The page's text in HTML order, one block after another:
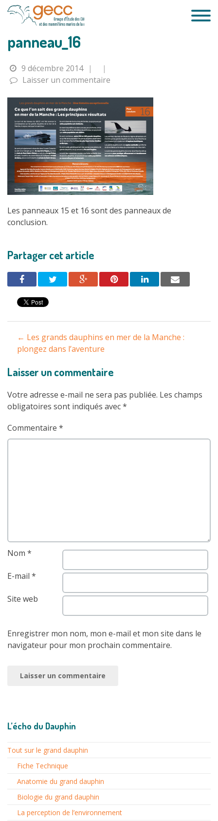
Passer
panneau_16
9 décembre 2014 |
|
Laisser un commentaire
Les panneaux 15 et 16 sont des panneaux de
conclusion.
Partager cet article
Navigation
entre
les
articles
← Les grands dauphins en mer de la Manche :
plongez dans l’aventure
Laisser un commentaire
Votre adresse e-mail ne sera pas publiée. Les champs
obligatoires sont indiqués avec*
Commentaire *
Nom *
E-mail *
Site web
Enregistrer mon nom, mon e-mail et mon site dans le
navigateur pour mon prochain commentaire.
L’écho du Dauphin
Tout sur le grand dauphin
Fiche Technique
Anatomie du grand dauphin
Biologie du grand dauphin
La perception de l’environnement